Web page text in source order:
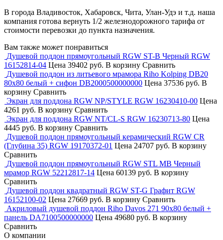
В города Владивосток, Хабаровск, Чита, Улан-Удэ и т.д. наша
компания готова вернуть 1/2 железнодорожного тарифа от
стоимости перевозки до пункта назначения.
Вам также может понравиться
Душевой поддон прямоугольный RGW ST-B Черный RGW
16152814-04 Цена 39402 руб. В корзину Сравнить
Душевой поддон из литьевого мрамора Riho Kolping DB20
80x80 белый + сифон DB2000500000000 Цена 37536 руб. В
корзину Сравнить
Экран для поддона RGW NP/STYLE RGW 16230410-00 Цена
4261 руб. В корзину Сравнить
Экран для поддона RGW NT/CL-S RGW 16230713-80 Цена
4445 руб. В корзину Сравнить
Душевой поддон прямоугольный керамический RGW CR
(Глубина 35) RGW 19170372-01 Цена 24707 руб. В корзину
Сравнить
Душевой поддон прямоугольный RGW STL MB Черный
мрамор RGW 52212817-14 Цена 60139 руб. В корзину
Сравнить
Душевой поддон квадратный RGW ST-G Графит RGW
16152100-02 Цена 27669 руб. В корзину Сравнить
Акриловый душевой поддон Riho Davos 271 90x80 белый +
панель DA7100500000000 Цена 49680 руб. В корзину
Сравнить
О компании